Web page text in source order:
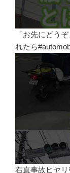
「お先にどう
れたら
右直事故ヒヤ